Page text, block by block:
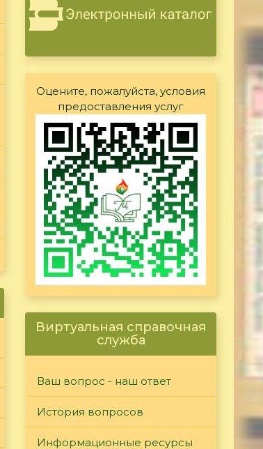
Оцените, пожалуйста, условия
предоставления услуг
Виртуальная справочная
служба
Ваш вопрос - наш ответ
История вопросов
Информационные ресурсы